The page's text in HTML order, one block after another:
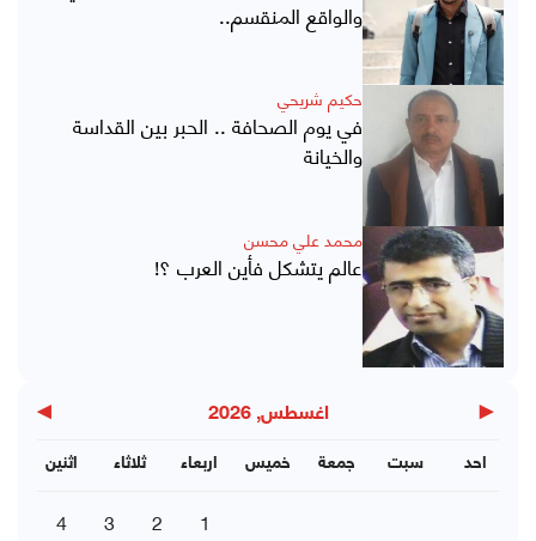
والواقع المنقسم..
حكيم شريحي
في يوم الصحافة .. الحبر بين القداسة
والخيانة
محمد علي محسن
عالم يتشكل فأين العرب ؟!
◀ اغسطس, 2026 ▶
اثنين ثلاثاء اربعاء خميس جمعة سبت احد
1
2
3
4